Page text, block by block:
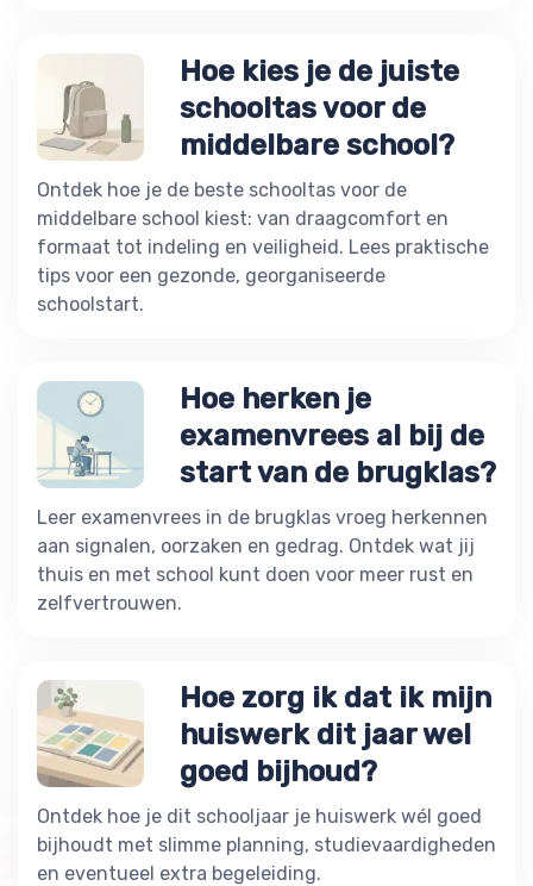
Hoe kies je de juiste
schooltas voor de
middelbare school?
Ontdek hoe je de beste schooltas voor de
middelbare school kiest: van draagcomfort en
formaat tot indeling en veiligheid. Lees praktische
tips voor een gezonde, georganiseerde
schoolstart.
Hoe herken je
examenvrees al bij de
start van de brugklas?
Leer examenvrees in de brugklas vroeg herkennen
aan signalen, oorzaken en gedrag. Ontdek wat jij
thuis en met school kunt doen voor meer rust en
zelfvertrouwen.
Hoe zorg ik dat ik mijn
huiswerk dit jaar wel
goed bijhoud?
Ontdek hoe je dit schooljaar je huiswerk wél goed
bijhoudt met slimme planning, studievaardigheden
en eventueel extra begeleiding.